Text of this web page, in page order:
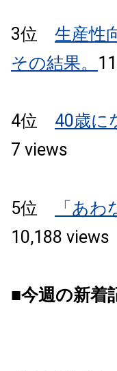
3位 生産性
その結果。
4位 40歳に
7 views
5位
「あ
10,188 views
■今週の新着